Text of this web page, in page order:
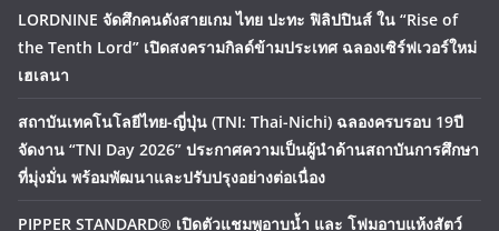
LORDNINE จัดศึกคนดังสายเกม ไทย ปะทะ ฟิลิปปินส์ ใน “Rise of
the Tenth Lord” เปิดสงครามกิลด์ข้ามประเทศ ฉลองเซิร์ฟเวอร์ใหม่
เฮเลนา
สถาบันเทคโนโลยีไทย-ญี่ปุ่น (TNI: Thai-Nichi) ฉลองครบรอบ 19ปี
จัดงาน “TNI Day 2026” ประกาศความเป็นผู้นำด้านสถาบันการศึกษา
ที่มุ่งมั่น พร้อมพัฒนาและปรับปรุงอย่างต่อเนื่อง
PIPPER STANDARD® เปิดตัวแชมพูอาบน้ำ และ โฟมอาบแห้งสัตว์